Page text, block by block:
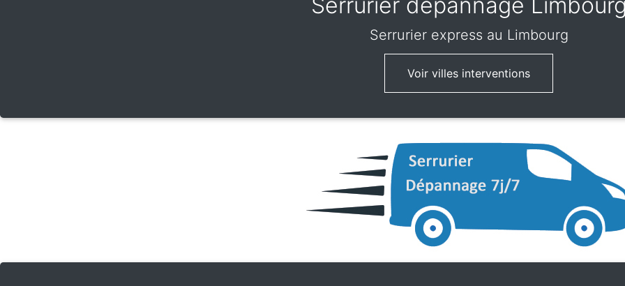
Serrurier express au Limbourg
Voir villes interventions